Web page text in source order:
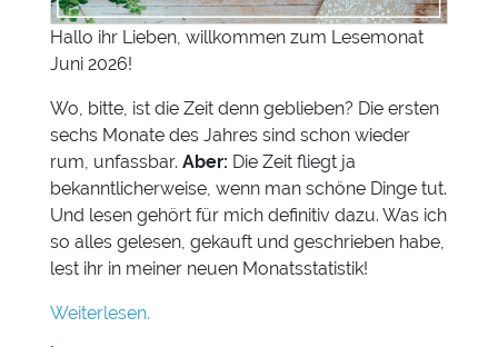
Hallo ihr Lieben, willkommen zum Lesemonat
Juni 2026!
Wo, bitte, ist die Zeit denn geblieben? Die ersten
sechs Monate des Jahres sind schon wieder
rum, unfassbar. Aber: Die Zeit fliegt ja
bekanntlicherweise, wenn man schöne Dinge tut.
Und lesen gehört für mich definitiv dazu. Was ich
so alles gelesen, gekauft und geschrieben habe,
lest ihr in meiner neuen Monatsstatistik!
Weiterlesen.